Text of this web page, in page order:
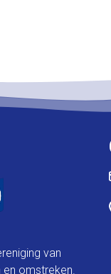
van
en omstreken.